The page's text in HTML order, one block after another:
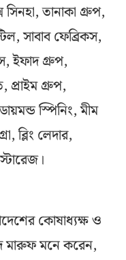
তানাকা গ্রুপ,
সাবাব ফেব্রিকস,
ইফাদ গ্রুপ,
প্রাইম গ্রুপ,
স্পিনিং, মীম
ব্লিং লেদার,
কোষাধ্যক্ষ ও
মারুফ মনে করেন,